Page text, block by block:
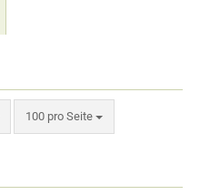
100 pro Seite
pro Seite